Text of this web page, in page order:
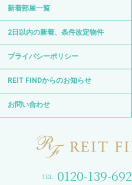
新着部屋一覧
2日以内の新着、条件改定物件
プライバシーポリシー
REIT FINDからのお知らせ
お問い合わせ
0120-139-692